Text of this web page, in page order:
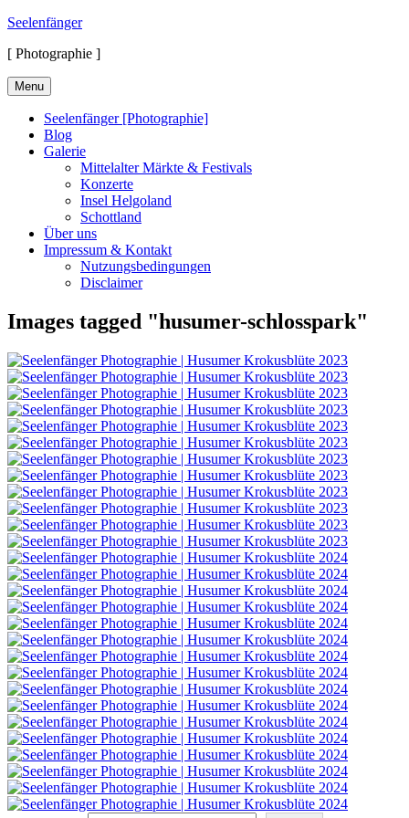
Skip
content
Seelenfänger
[ Photographie ]
Menu
Seelenfänger [Photographie]
Blog
Galerie
Mittelalter Märkte & Festivals
Konzerte
Insel Helgoland
Schottland
Über uns
Impressum & Kontakt
Nutzungsbedingungen
Disclaimer
Images tagged "husumer-schlosspark"